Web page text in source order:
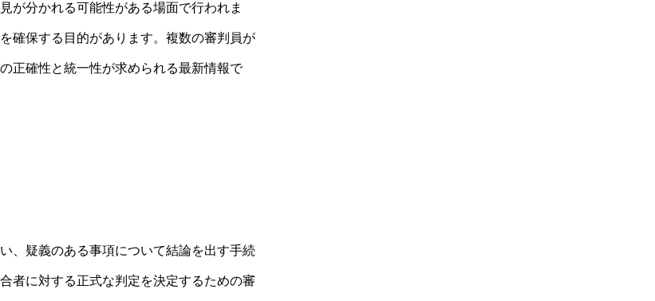
が分かれる可能性がある場面で行われま
確保する目的があります。複数の審判員が
正確性と統一性が求められる最新情報で
、疑義のある事項について結論を出す手続
者に対する正式な判定を決定するための審